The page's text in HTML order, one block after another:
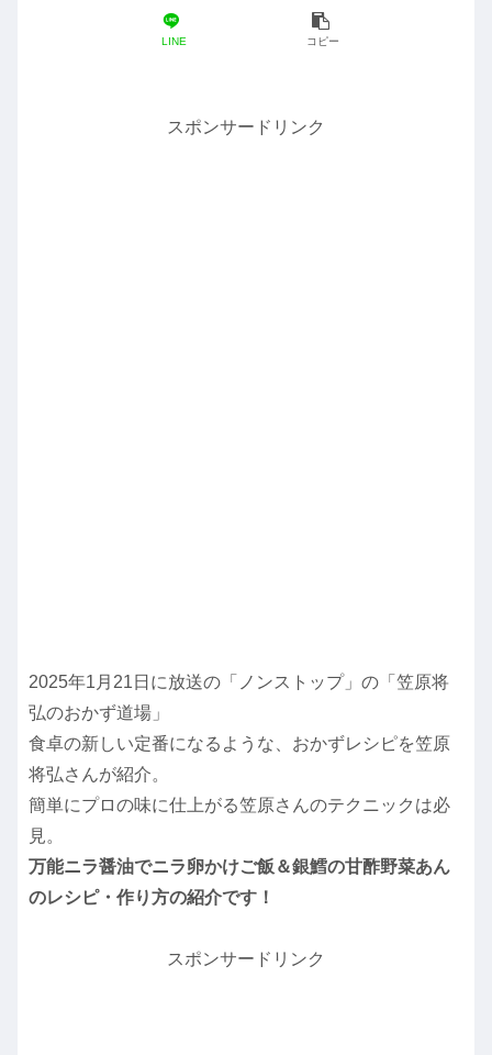
LINE コピー
スポンサードリンク
2025年1月21日に放送の「ノンストップ」の「笠原将
弘のおかず道場」
食卓の新しい定番になるような、おかずレシピを笠原
将弘さんが紹介。
簡単にプロの味に仕上がる笠原さんのテクニックは必
見。
万能ニラ醤油でニラ卵かけご飯＆銀鱈の甘酢野菜あん
のレシピ・作り方の紹介です！
スポンサードリンク